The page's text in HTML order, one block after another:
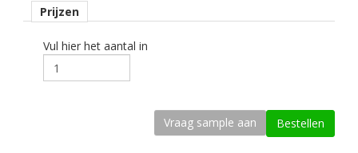
Ondergrond
85-100 mu.
Prijzen
Vul hier het aantal in